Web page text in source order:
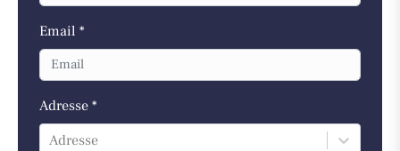
Email *
Adresse *
Adresse